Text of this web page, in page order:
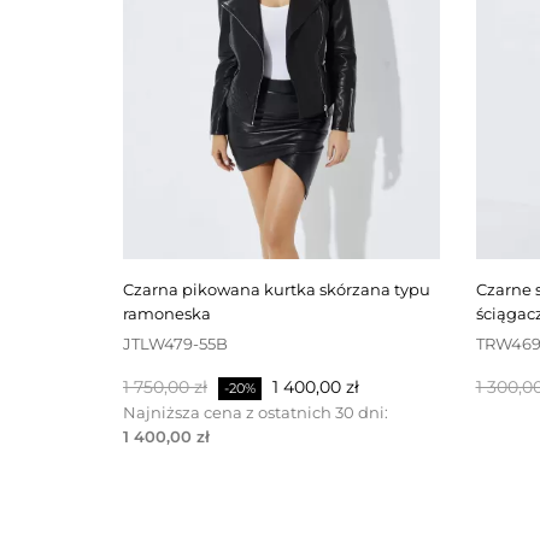
czarna pikowana kurtka skórzana typu
ramoneska
JTLW479-55B
Cena
podstawowa
1 750,00 zł -20% Cena
1 400,00 zł
Najniższa cena z ostatnich 30 dni:
1 400,00 zł
czarne spodnie skórzane ze
Cena
1